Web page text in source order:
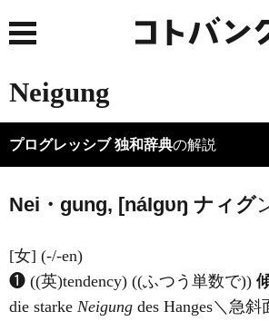
Neigung
プログレッシブ 独和辞典の解説
Nei・gung, [náIɡυŋ ナ ィグ
[女] (-/-en)
❶ ((英)tendency) ((ふつう単数で))
die starke Neigung des Hanges＼急斜